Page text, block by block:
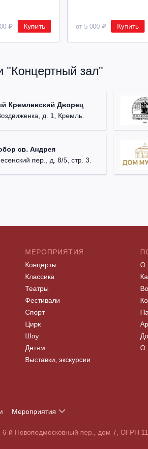
₽ Купить от 5 000 ₽ Купить
"Концертный зал"
Кремлевский Дворец
д. 1, Кремль.
св. Андрея
пер., д. 8/5, стр. 3.
МЕРОПРИЯТИЯ
Концерты
Классика
Театры
Фестивали
Спорт
Цирк
Шоу
Детям
Выставки, экскурсии
О
О
Мероприятия
T U V W X Y Z
6-й Новоподмосковный пер., дом 7, ОГРН